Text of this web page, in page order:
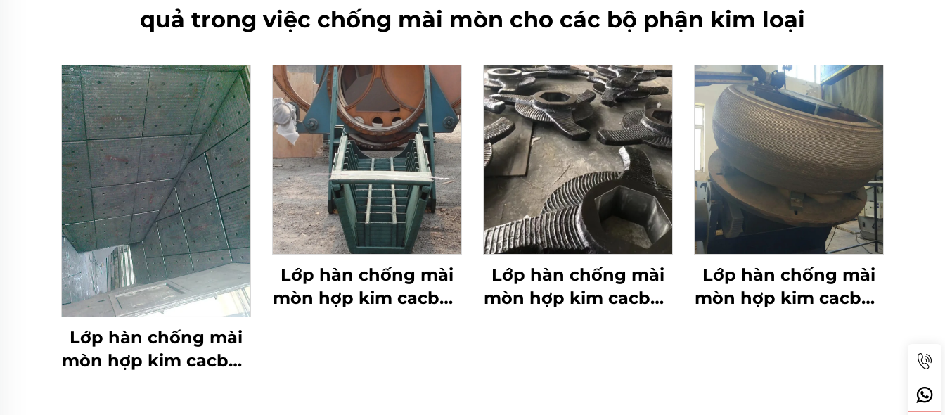
quả trong việc chống mài mòn cho các bộ phận kim loại
Lớp hàn chống mài
mòn hợp kim cacbua
Lớp hàn chống mài
mòn hợp kim cacbua
Lớp hàn chống mài
mòn hợp kim cacbua
Lớp hàn chống mài
mòn hợp kim cacbua